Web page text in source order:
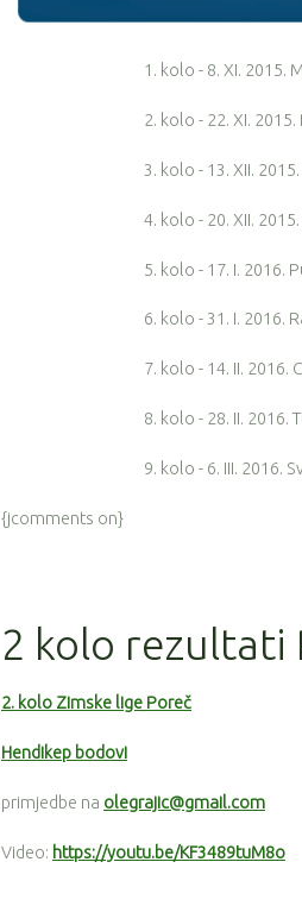
1. kolo - 8. XI. 2015.
2. kolo - 22. XI. 2015.
3. kolo - 13. XII. 2015.
4. kolo - 20. XII. 2015.
5. kolo - 17. I. 2016. Pula
6. kolo - 31. I. 2016.
7. kolo - 14. II. 2016.
8. kolo - 28. II. 2016.
9. kolo - 6. III. 2016. Sveti
{jcomments on}
2 kolo rezultati
2. kolo Zimske lige Poreč
Hendikep bodovi
primjedbe na olegrajic@gmail.com
Video: https://youtu.be/KF3489tuM8o